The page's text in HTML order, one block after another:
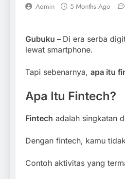
Admin 5 Months Ago
Gubuku – Di era serba
lewat smartphone.
Tapi sebenarnya, apa itu
Apa Itu Fintech?
Fintech adalah singkatan
Dengan fintech, kamu
Contoh aktivitas yang